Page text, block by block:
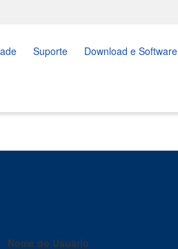
Suporte Download e Software
Nome do Usuário